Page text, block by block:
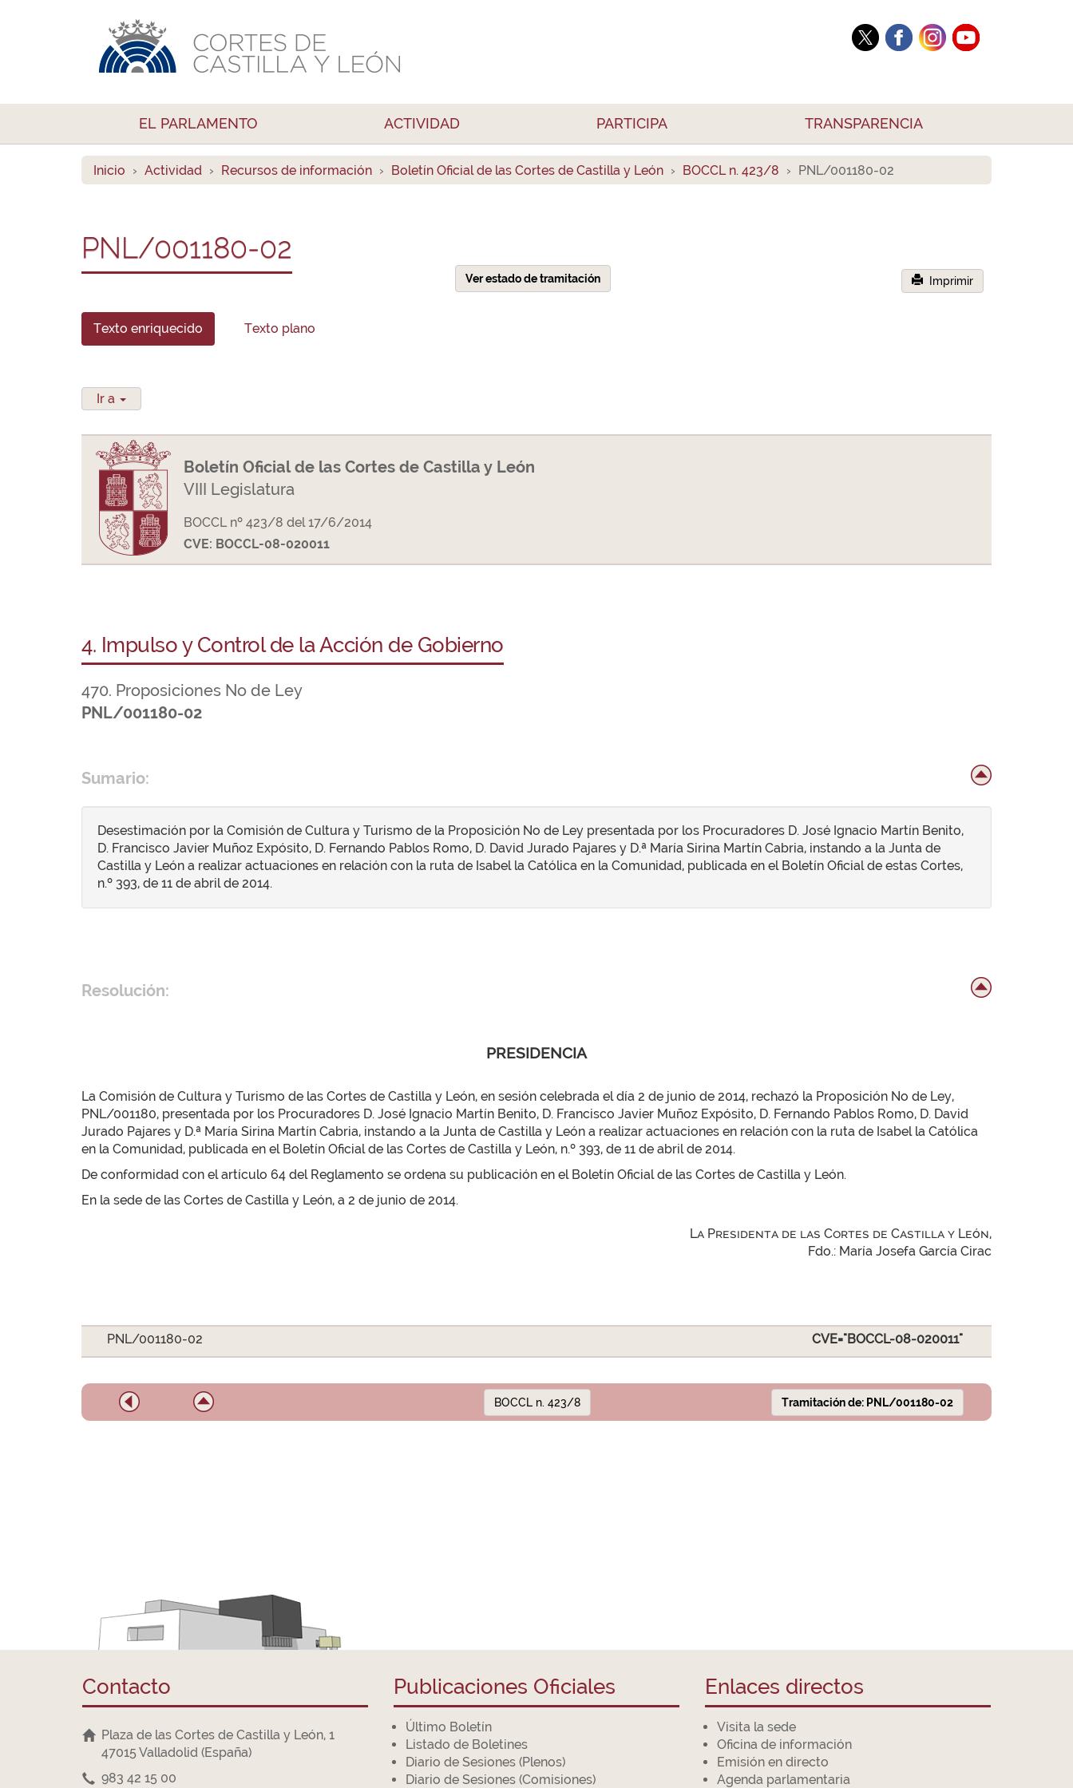
EL PARLAMENTO ACTIVIDAD PARTICIPA TRANSPARENCIA
Inicio Actividad Recursos de información Boletín Oficial de las Cortes de Castilla y León BOCCL n. 423/8 PNL/001180-02
PNL/001180-02
Ver estado de tramitación Imprimir
Texto enriquecido Texto plano
Ir a
Boletín Oficial de las Cortes de Castilla y León
VIII Legislatura
BOCCL nº 423/8 del 17/6/2014
CVE: BOCCL-08-020011
4. Impulso y Control de la Acción de Gobierno
470. Proposiciones No de Ley
PNL/001180-02
Sumario:
Desestimación por la Comisión de Cultura y Turismo de la Proposición No de Ley presentada por los Procuradores D. José Ignacio Martín Benito,
D. Francisco Javier Muñoz Expósito, D. Fernando Pablos Romo, D. David Jurado Pajares y D.ª María Sirina Martín Cabria, instando a la Junta de
Castilla y León a realizar actuaciones en relación con la ruta de Isabel la Católica en la Comunidad, publicada en el Boletín Oficial de estas Cortes,
n.º 393, de 11 de abril de 2014.
Resolución:
PRESIDENCIA
La Comisión de Cultura y Turismo de las Cortes de Castilla y León, en sesión celebrada el día 2 de junio de 2014, rechazó la Proposición No de Ley,
PNL/001180, presentada por los Procuradores D. José Ignacio Martín Benito, D. Francisco Javier Muñoz Expósito, D. Fernando Pablos Romo, D. David
Jurado Pajares y D.ª María Sirina Martín Cabria, instando a la Junta de Castilla y León a realizar actuaciones en relación con la ruta de Isabel la Católica
en la Comunidad, publicada en el Boletín Oficial de las Cortes de Castilla y León, n.º 393, de 11 de abril de 2014.
De conformidad con el artículo 64 del Reglamento se ordena su publicación en el Boletín Oficial de las Cortes de Castilla y León.
En la sede de las Cortes de Castilla y León, a 2 de junio de 2014.
La Presidenta de las Cortes de Castilla y León,
Fdo.: María Josefa García Cirac
PNL/001180-02 CVE="BOCCL-08-020011"
BOCCL n. 423/8 Tramitación de: PNL/001180-02
Contacto
Plaza de las Cortes de Castilla y León, 1
47015 Valladolid (España)
983 42 15 00
Publicaciones Oficiales
Último Boletín
Listado de Boletines
Diario de Sesiones (Plenos)
Diario de Sesiones (Comisiones)
Enlaces directos
Visita la sede
Oficina de información
Emisión en directo
Agenda parlamentaria